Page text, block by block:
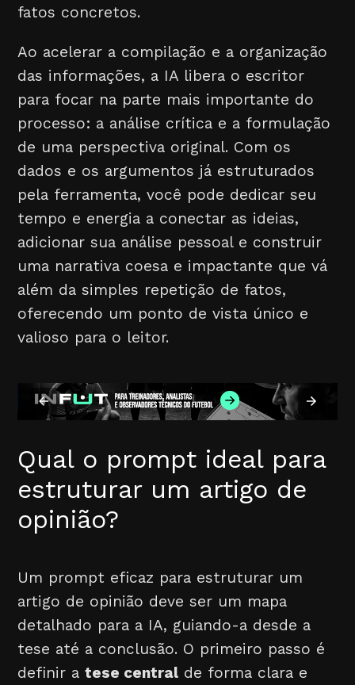
fatos concretos.
Ao acelerar a compilação e a organização
das informações, a IA libera o escritor
para focar na parte mais importante do
processo: a análise crítica e a formulação
de uma perspectiva original. Com os
dados e os argumentos já estruturados
pela ferramenta, você pode dedicar seu
tempo e energia a conectar as ideias,
adicionar sua análise pessoal e construir
uma narrativa coesa e impactante que vá
além da simples repetição de fatos,
oferecendo um ponto de vista único e
valioso para o leitor.
Qual o prompt ideal para
estruturar um artigo de
opinião?
Um prompt eficaz para estruturar um
artigo de opinião deve ser um mapa
detalhado para a IA, guiando-a desde a
tese até a conclusão. O primeiro passo é
definir atese central de forma clara e